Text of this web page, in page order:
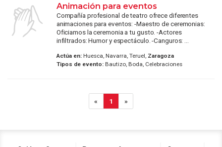
Animación para eventos
Compañía profesional de teatro ofrece diferentes
animaciones para eventos: -Maestro de ceremonias:
Oficiamos la ceremonia a tu gusto. -Actores
infiltrados: Humor y espectáculo. -Canguros: ...
Actúa en:Huesca, Navarra, Teruel, Zaragoza
Tipos de evento:Bautizo, Boda, Celebraciones
« 1 »